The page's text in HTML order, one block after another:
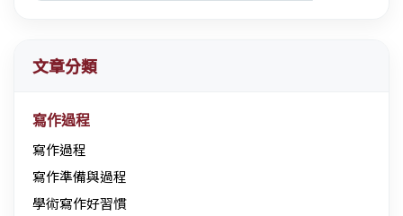
文章分類
寫作過程
寫作過程
寫作準備與過程
學術寫作好習慣